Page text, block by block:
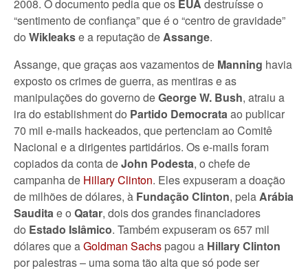
2008. O documento pedia que os EUA destruísse o
“sentimento de confiança” que é o “centro de gravidade”
do Wikleakse a reputação deAssange.
Assange, que graças aos vazamentos de Manning havia
exposto os crimes de guerra, as mentiras e as
manipulações do governo deGeorge W. Bush, atraiu a
ira do establishment do Partido Democrataao publicar
70 mil e-mails hackeados, que pertenciam ao Comitê
Nacional e a dirigentes partidários. Os e-mails foram
copiados da conta deJohn Podesta, o chefe de
campanha de Hillary Clinton. Eles expuseram a doação
de milhões de dólares, à Fundação Clinton, pelaArábia
Sauditae o Qatar, dois dos grandes financiadores
do Estado Islâmico. Também expuseram os 657 mil
dólares que aGoldman Sachs pagou a Hillary Clinton
por palestras – uma soma tão alta que só pode ser